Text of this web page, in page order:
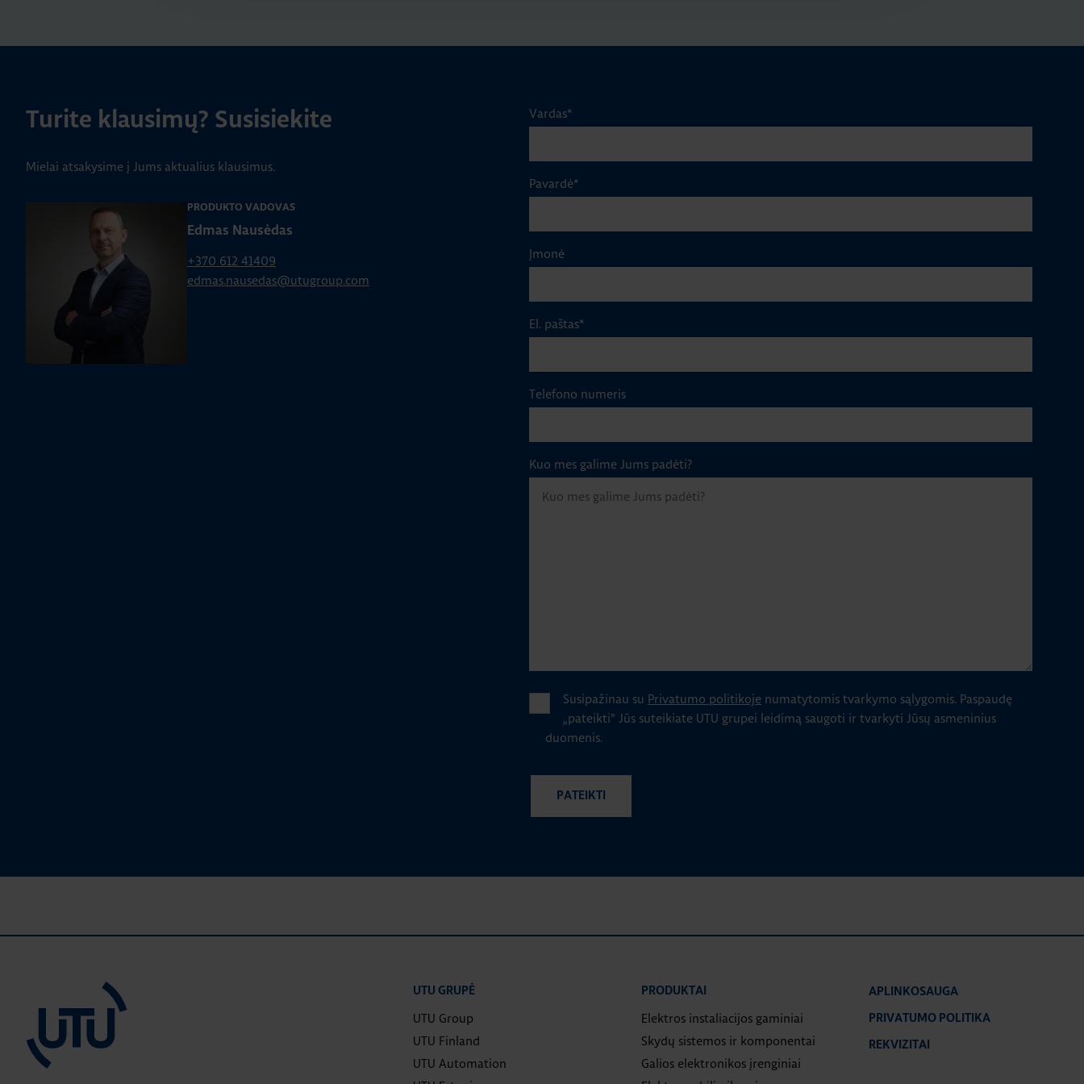
Turite klausimų? Susisiekite
Mielai atsakysime į Jums aktualius klausimus.
PRODUKTO VADOVAS
Edmas Nausėdas
+370 612 41409
edmas.nausedas@utugroup.com
Vardas*
Pavardė*
Įmonė
El. paštas*
Telefono numeris
Kuo mes galime Jums padėti?
Susipažinau su Privatumo politikoje numatytomis tvarkymo sąlygomis. Paspaudę
„pateikti" Jūs suteikiate UTU grupei leidimą saugoti ir tvarkyti Jūsų asmeninius
duomenis.
UTU GRUPĖ
UTU Group
UTU Finland
UTU Automation
PRODUKTAI
Elektros instaliacijos gaminiai
Skydų sistemos ir komponentai
Galios elektronikos įrenginiai
APLINKOSAUGA
PRIVATUMO POLITIKA
REKVIZITAI